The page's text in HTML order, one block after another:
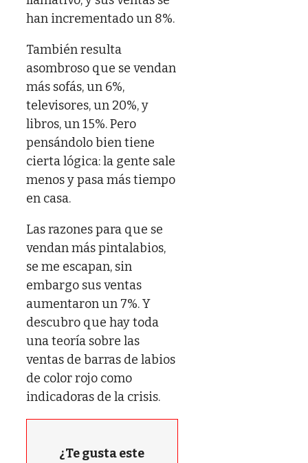
han incrementado un 8%.
También resulta
asombroso que se vendan
más sofás, un 6%,
televisores, un 20%, y
libros, un 15%. Pero
pensándolo bien tiene
cierta lógica: la gente sale
menos y pasa más tiempo
en casa.
Las razones para que se
vendan más pintalabios,
se me escapan, sin
embargo sus ventas
aumentaron un 7%. Y
descubro que hay toda
una teoría sobre las
ventas de barras de labios
de color rojo como
indicadoras de la crisis.
¿Te gusta este